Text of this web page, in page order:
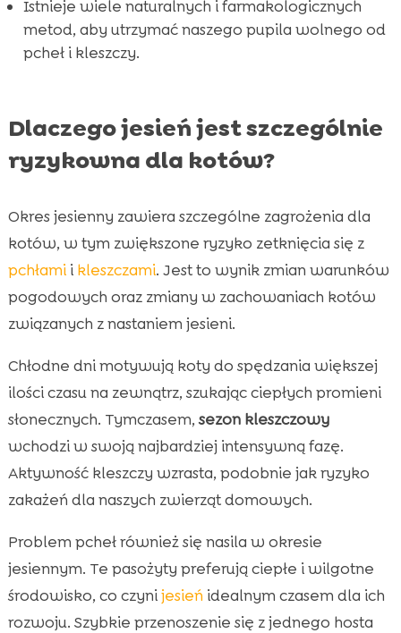
Istnieje wiele naturalnych i farmakologicznych
metod, aby utrzymać naszego pupila wolnego od
pcheł i kleszczy.
Dlaczego jesień jest szczególnie
ryzykowna dla kotów?
Okres jesienny zawiera szczególne zagrożenia dla
kotów, w tym zwiększone ryzyko zetknięcia się z
pchłamii kleszczami. Jest to wynik zmian warunków
pogodowych oraz zmiany w zachowaniach kotów
związanych z nastaniem jesieni.
Chłodne dni motywują koty do spędzania większej
ilości czasu na zewnątrz, szukając ciepłych promieni
słonecznych. Tymczasem, sezon kleszczowy
wchodzi w swoją najbardziej intensywną fazę.
Aktywność kleszczy wzrasta, podobnie jak ryzyko
zakażeń dla naszych zwierząt domowych.
Problem pcheł również się nasila w okresie
jesiennym. Te pasożyty preferują ciepłe i wilgotne
środowisko, co czynijesień idealnym czasem dla ich
rozwoju. Szybkie przenoszenie się z jednego hosta